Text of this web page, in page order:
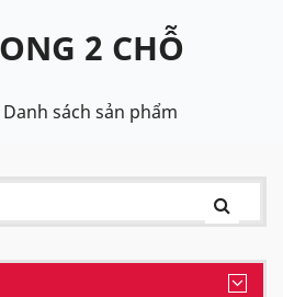
2 CHỖ
Danh sách sản phẩm